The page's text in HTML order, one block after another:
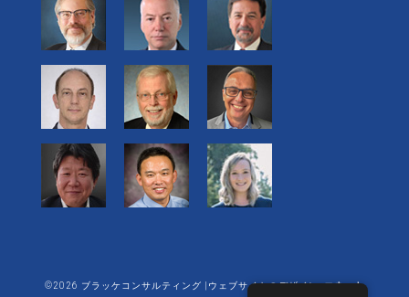
©2026 ブラッケコンサルティング |ウェブサイトのデザイン:エネット